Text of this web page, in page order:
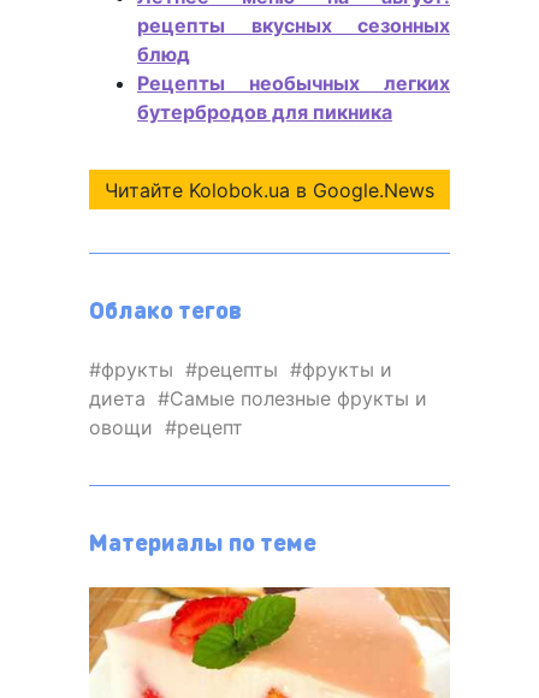
рецепты вкусных сезонных
блюд
Рецепты необычных легких
бутербродов для пикника
Читайте Kolobok.ua в Google.News
Облако тегов
фрукты рецепты
фрукты и
диета
Самые полезные фрукты и
овощи
рецепт
Материалы по теме